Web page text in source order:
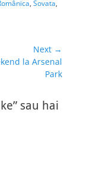
, Sovata,
Next →
la Arsenal
Park
sau hai